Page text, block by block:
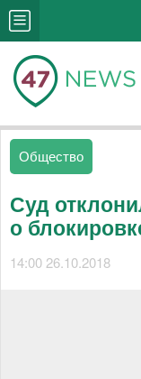
Общество
Суд
о
14:00 26.10.2018